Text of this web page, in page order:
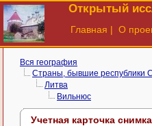
Открытый
Главная | О
Вся география
Страны, бывшие республики
Литва
Вильнюс
Учетная карточка снимка